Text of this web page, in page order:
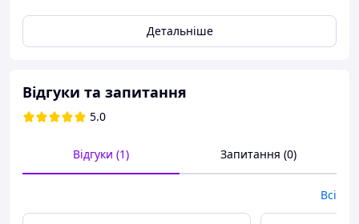
Матеріал:картон, нитка.
Детальніше
Відгуки та запитання
5.0
Відгуки (1) Запитання (0)
Всі